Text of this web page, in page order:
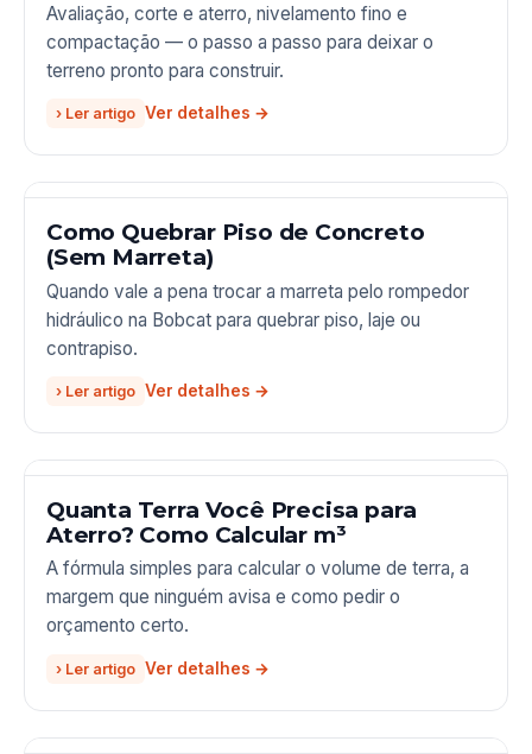
Avaliação, corte e aterro, nivelamento fino e
compactação — o passo a passo para deixar o
terreno pronto para construir.
› Ler artigo
Como Quebrar Piso de Concreto
(Sem Marreta)
Quando vale a pena trocar a marreta pelo rompedor
hidráulico na Bobcat para quebrar piso, laje ou
contrapiso.
› Ler artigo
Quanta Terra Você Precisa para
Aterro? Como Calcular m³
A fórmula simples para calcular o volume de terra, a
margem que ninguém avisa e como pedir o
orçamento certo.
› Ler artigo